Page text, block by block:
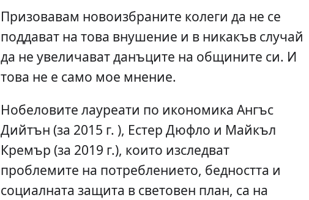
Призовавам новоизбраните колеги да не се
поддават на това внушение и в никакъв случай
да не увеличават данъците на общините си. И
това не е само мое мнение.
Нобеловите лауреати по икономика Ангъс
Дийтън (за 2015 г. ), Естер Дюфло и Майкъл
Кремър (за 2019 г.), които изследват
проблемите на потреблението, бедността и
социалната защита в световен план, са на